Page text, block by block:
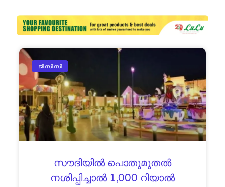
ജി.സി.സി
സൗദിയിൽ പൊതുമുതൽ
നശിപ്പിച്ചാൽ 1,000 റിയാൽ